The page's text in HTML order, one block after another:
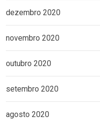
dezembro 2020
novembro 2020
outubro 2020
setembro 2020
agosto 2020